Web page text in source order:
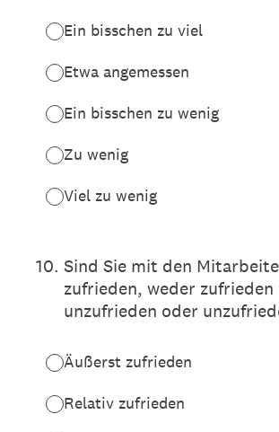
Ein bisschen zu viel
Etwa angemessen
Ein bisschen zu wenig
Zu wenig
Viel zu wenig
10. Sind Sie mit den
zufrieden, weder zufrieden
unzufrieden oder
Äußerst zufrieden
Relativ zufrieden